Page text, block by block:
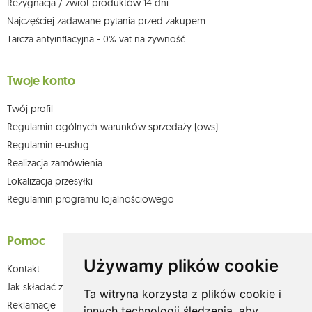
Używamy plików cookie
Ta witryna korzysta z plików cookie i
Rezygnacja / zwrot produktów 14 dni
Najczęściej zadawane pytania przed zakupem
Tarcza antyinflacyjna - 0% vat na żywność
Twoje konto
Twój profil
Regulamin ogólnych warunków sprzedaży (ows)
Regulamin e-usług
Realizacja zamówienia
Lokalizacja przesyłki
Regulamin programu lojalnościowego
Pomoc
Kontakt
Jak składać zamówienia w sklepie olium.pl?
Reklamacje